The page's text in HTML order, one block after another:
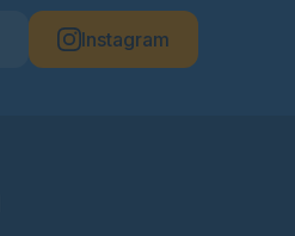
Instagram